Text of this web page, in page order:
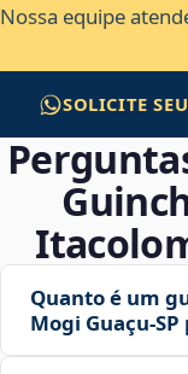
Nossa equipe
SOLICITE
Quanto é um
Mogi